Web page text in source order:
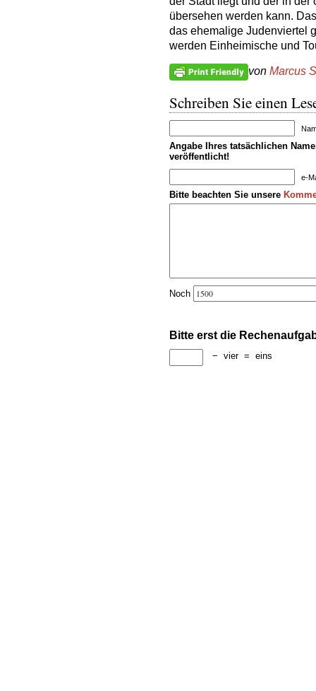
übersehen werden kann.
das ehemalige Judenviertel
werden Einheimische und
von Marcus
Schreiben Sie einen
Angabe Ihres tatsächlichen
veröffentlicht!
e-
Bitte beachten Sie unsere
Noch
Bitte erst die
− vier = eins